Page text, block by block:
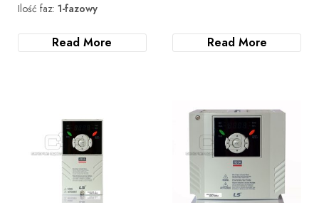
Ilość faz: 1-fazowy
Read More Read More